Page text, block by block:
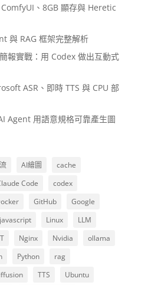
、8GB 顯存與 Heretic
與 RAG 框架完整解析
報實戰：用 Codex 做出互動式
ASR、即時 TTS 與 CPU 部
Agent 用語意規格可靠產生圖
AI繪圖
cache
Code
codex
GitHub
Google
javascript Linux
LLM
Nginx Nvidia
ollama
Python
rag
TTS
Ubuntu